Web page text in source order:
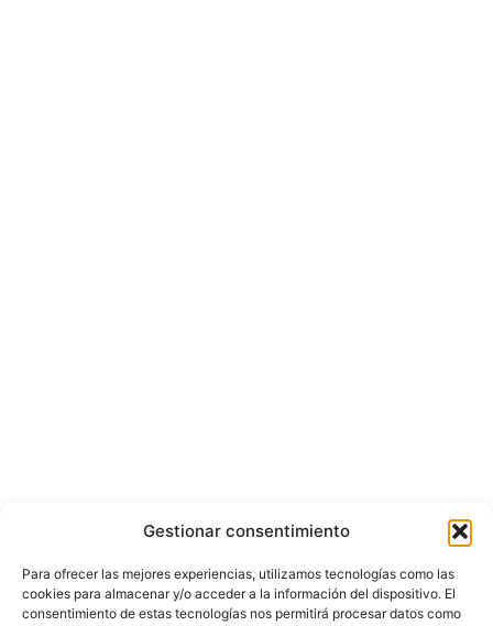
Gestionar consentimiento
Para ofrecer las mejores experiencias, utilizamos tecnologías como las
cookies para almacenar y/o acceder a la información del dispositivo. El
consentimiento de estas tecnologías nos permitirá procesar datos como